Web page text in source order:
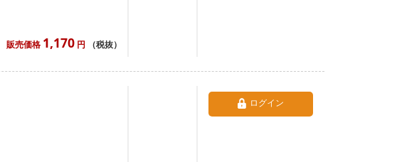
販売価格 1,170 円 （税抜）
ログイン